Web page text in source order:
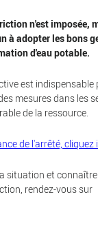
n'est imposée,
à adopter les bons
d'eau potable.
est indispensable
mesures dans les
de la ressource.
de l'arrêté, cliquez
situation et
rendez-vous sur